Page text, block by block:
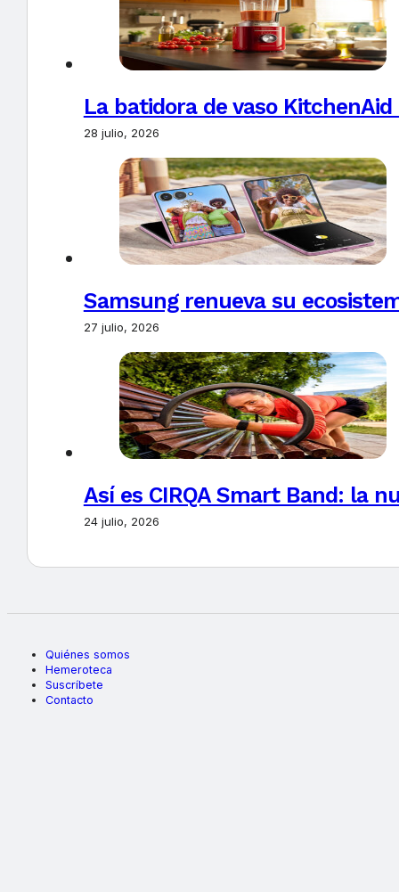
La batidora de vaso
28 julio, 2026
Samsung renueva su
27 julio, 2026
Así es CIRQA Smart Band: la
24 julio, 2026
Quiénes somos
Hemeroteca
Suscríbete
Contacto